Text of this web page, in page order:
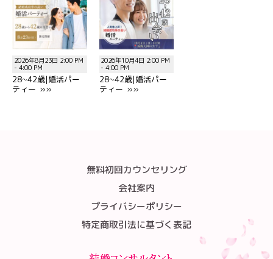
2026年8月23日 2:00 PM
- 4:00 PM
28~42歳|婚活パー
ティー »»
2026年10月4日 2:00 PM
- 4:00 PM
28~42歳|婚活パー
ティー »»
無料初回カウンセリング
会社案内
プライバシーポリシー
特定商取引法に基づく表記